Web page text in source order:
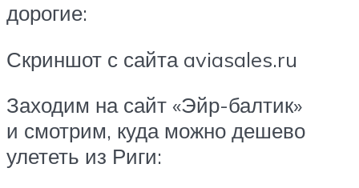
дорогие:
Скриншот с сайта aviasales.ru
Заходим на сайт «Эйр-балтик»
и смотрим, куда можно дешево
улететь из Риги: